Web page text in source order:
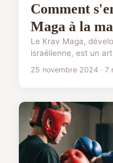
Comment
Maga à la
Le Krav Maga,
israélienne, est un
25 novembre 2024 · 7